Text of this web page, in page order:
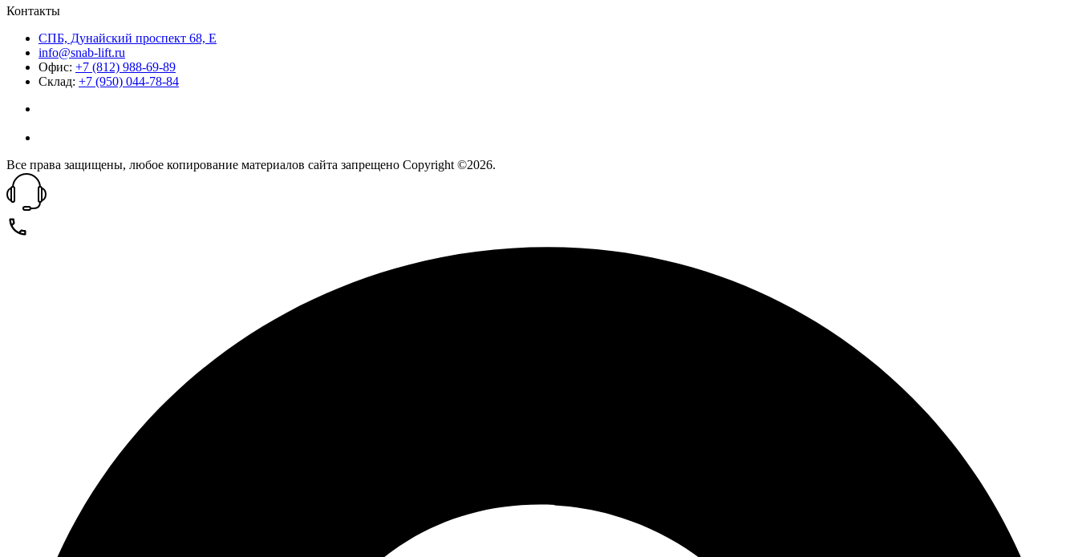
Контакты
СПБ, Дунайский проспект 68, Е
info@snab-lift.ru
Офис: +7 (812) 988-69-89
Склад: +7 (950) 044-78-84
Все права защищены, любое копирование материалов сайта запрещено Copyright ©2026.